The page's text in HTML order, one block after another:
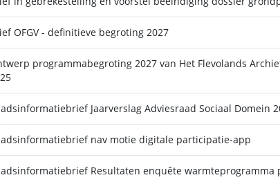
OFGV - definitieve begroting 2027
programmabegroting 2027 van Het Flevolands
Jaarverslag Adviesraad Sociaal Domein
nav motie digitale participatie-app
Resultaten enquête